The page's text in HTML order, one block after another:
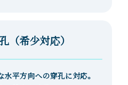
（希少対応）
水平方向への穿孔に対応。